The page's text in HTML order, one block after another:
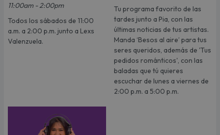
11:00am - 2:00pm
Todos los sábados de 11:00
a.m. a 2:00 p.m. junto a Lexs
Valenzuela.
Tu programa favorito de las
tardes junto a Pia, con las
últimas noticias de tus artistas.
Manda ‘Besos al aire’ para tus
seres queridos, además de 'Tus
pedidos románticos', con las
baladas que tú quieres
escuchar de lunes a viernes de
2:00 p.m. a 5:00 p.m.